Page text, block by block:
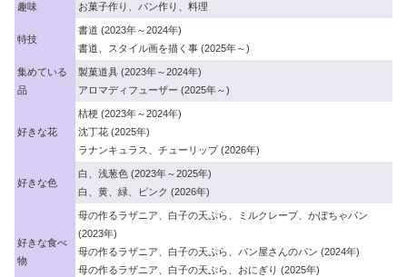
趣味 お菓子作り、パン作り、料理
特技
書道 (2023年～2024年)
書道、スタイル画を描く事 (2025年～)
集めている
品
製菓道具 (2023年～2024年)
アロマディフューザー (2025年～)
好きな花
桔梗 (2023年～2024年)
沈丁花 (2025年)
ラナンキュラス、チューリップ (2026年)
好きな色
白、浅葱色 (2023年～2025年)
白、黄、緑、ピンク (2026年)
好きな食べ
物
母の作るラザニア、白子の天ぷら、ミルクレープ、かぼちゃパン
(2023年)
母の作るラザニア、白子の天ぷら、パン屋さんのパン (2024年)
母の作るラザニア、白子の天ぷら、おにぎり (2025年)